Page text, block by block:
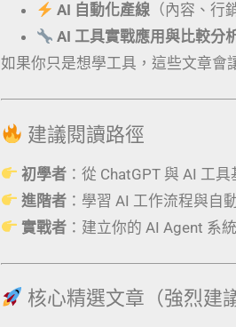
AI 自動化產線 （內容、行
AI 工具實戰應用與比較分
如果你只是想學工具，這些文章會
建議閱讀路徑
初學者 ：從 ChatGPT 與 AI 工
進階者 ：學習 AI 工作流程與自
實戰者 ：建立你的 AI Agent 系
核心精選文章（強烈建